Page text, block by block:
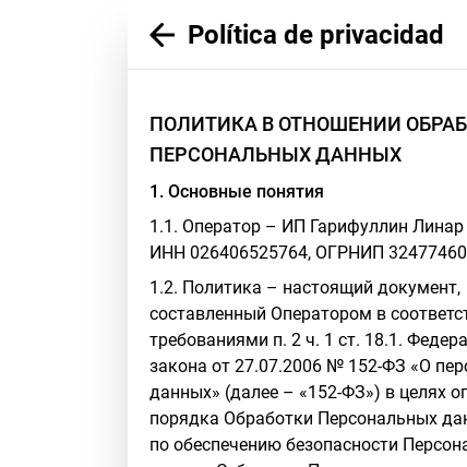
Política de privacidad
ПОЛИТИКА В ОТНОШЕНИИ
ПЕРСОНАЛЬНЫХ ДАННЫХ
1. Основные понятия
1.1. Оператор – ИП Гарифуллин
ИНН 026406525764, ОГРНИП
1.2. Политика – настоящий документ,
составленный Оператором в
требованиями п. 2 ч. 1 ст. 18.1.
закона от 27.07.2006 № 152-ФЗ «О
данных» (далее – «152-ФЗ») в целях
порядка Обработки Персональных
по обеспечению безопасности